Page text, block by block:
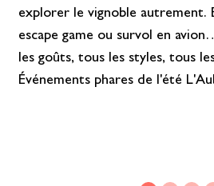
explorer le vignoble autrement.
escape game ou survol en
les goûts, tous les styles, tous
Événements phares de l'été
Champagne ! Le territoire
travers une multitude